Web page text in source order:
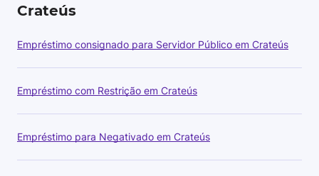
Crateús
Empréstimo consignado para Servidor Público em Crateús
Empréstimo com Restrição em Crateús
Empréstimo para Negativado em Crateús